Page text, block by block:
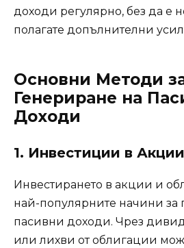
доходи регулярно, без да е
полагате допълнителни
Основни Методи
Генериране на
Доходи
1. Инвестиции в
Инвестирането в акции и
най-популярните начини за
пасивни доходи. Чрез
или лихви от облигации